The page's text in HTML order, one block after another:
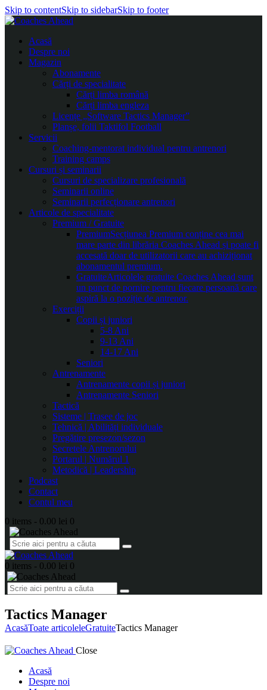
Skip to contentSkip to sidebarSkip to footer
Acasă
Despre noi
Magazin
Abonamente
Cărți de specialitate
Cărți limba română
Cărți limba engleza
Licențe „Software Tactics Manager”
Planșe, folii Taktifol Football
Servicii
Coaching-mentorat individual pentru antrenori
Training camps
Cursuri și seminarii
Cursuri de specializare profesională
Seminarii online
Seminarii perfecționare antrenori
Articole de specialitate
Premium / Gratuite
PremiumSecțiunea Premium conține cea mai
mare parte din librăria Coaches Ahead și poate fi
accesată doar de utilizatorii care au achiziționat
abonamentul premium.
GratuiteArticolele gratuite Coaches Ahead sunt
un punct de pornire pentru fiecare persoană care
aspiră la o poziție de antrenor.
Exerciții
Copii și juniori
5-8 Ani
9-13 Ani
14-17 Ani
Seniori
Antrenamente
Antrenamente copii și juniori
Antrenamente Seniori
Tactică
Sisteme | Trasee de joc
Tehnică | Abilități individuale
Pregătire presezon/sezon
Secretele Antrenorului
Portarul | Numărul 1
Metodică | Leadership
Podcast
Contact
Contul meu
0 items - 0.00 lei 0
0 items - 0.00 lei 0
Tactics Manager
AcasăToate articoleleGratuiteTactics Manager
Close
Acasă
Despre noi